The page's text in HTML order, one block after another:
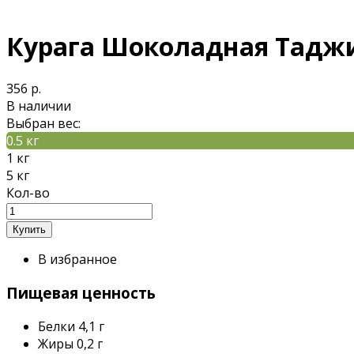
Курага Шоколадная
356 р.
В наличии
Выбран вес:
0.5 кг
1 кг
5 кг
Кол-во
В избранное
Пищевая ценность
Белки 4,1 г
Жиры 0,2 г